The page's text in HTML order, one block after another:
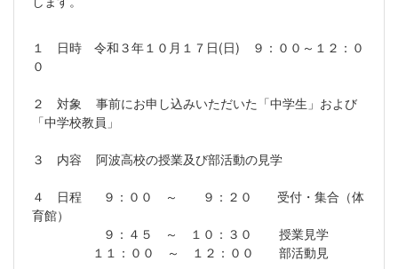
１ 日時 令和３年１０月１７日(日) ９：００～１２：０
０
２ 対象 事前にお申し込みいただいた「中学生」および
「中学校教員」
３ 内容 阿波高校の授業及び部活動の見学
４ 日程 ９：００ ～ ９：２０ 受付・集合（体
育館）
９：４５ ～ １０：３０ 授業見学
１１：００ ～ １２：００ 部活動見